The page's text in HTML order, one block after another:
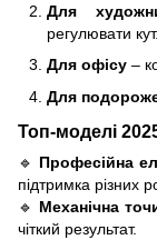
Для
регулювати кут.
Для офісу –
Для
Топ-моделі
🔹 Професійна
підтримка різних
🔹 Механічна
чіткий результат.